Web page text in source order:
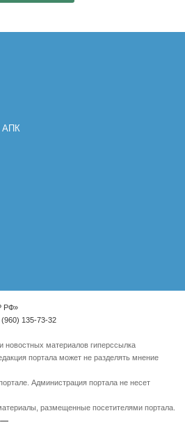
АПК
РФ»
135-73-32
новостных материалов гиперссылка
портала может не разделять мнение
Администрация портала не несет
размещенные посетителями портала.